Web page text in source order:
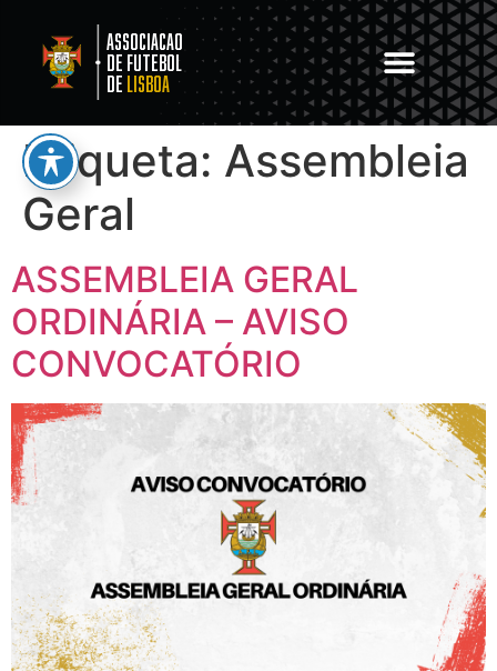
Associacao
de Futebol
de Lisboa
Etiqueta: Assembleia
Geral
ASSEMBLEIA GERAL
ORDINÁRIA – AVISO
CONVOCATÓRIO